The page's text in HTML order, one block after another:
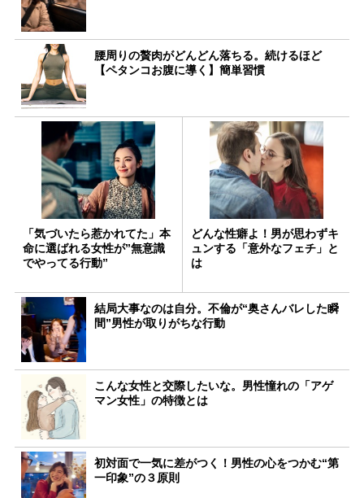
腰周りの贅肉がどんどん落ちる。続けるほど
【ペタンコお腹に導く】簡単習慣
「気づいたら惹かれてた」本
命に選ばれる女性が”無意識
でやってる行動”
どんな性癖よ！男が思わずキ
ュンする「意外なフェチ」と
は
結局大事なのは自分。不倫が“奥さんバレした瞬
間”男性が取りがちな行動
こんな女性と交際したいな。男性憧れの「アゲ
マン女性」の特徴とは
初対面で一気に差がつく！男性の心をつかむ“第
一印象”の３原則